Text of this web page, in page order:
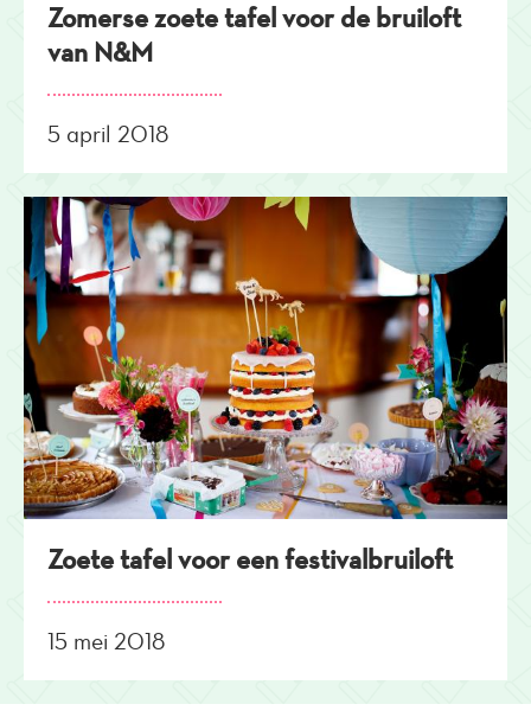
Zomerse zoete tafel voor de bruiloft
van N&M
5 april 2018
Zoete tafel voor een festivalbruiloft
15 mei 2018